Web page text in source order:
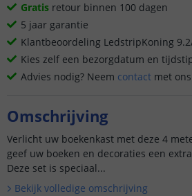
Gratis retour binnen 100 dagen
5 jaar garantie
Klantbeoordeling LedstripKoning
Kies zelf een bezorgdatum en
Advies nodig? Neem contact met
Omschrijving
Verlicht uw boekenkast met deze 4
geef uw boeken en decoraties een
Deze set is speciaal...
Bekijk volledige omschrijving